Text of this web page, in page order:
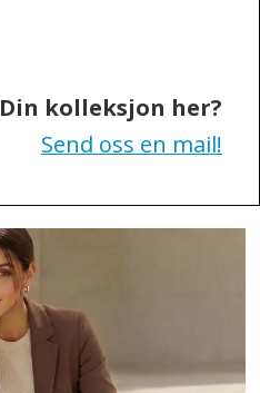
Din kolleksjon her?
Send oss en mail!